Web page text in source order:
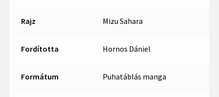
Rajz Mizu Sahara
Fordította Hornos Dániel
Formátum Puhatáblás manga